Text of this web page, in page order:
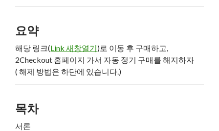
요약
해당 링크(Link 새창열기)로 이동 후 구매하고,
2Checkout 홈페이지 가서 자동 정기 구매를 해지하자
( 해제 방법은 하단에 있습니다.)
목차
서론